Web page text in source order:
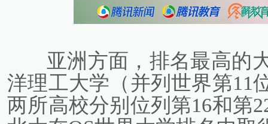
亚洲方面，排名最高的
洋理工大学（并列世界第11
两所高校分别位列第16和第